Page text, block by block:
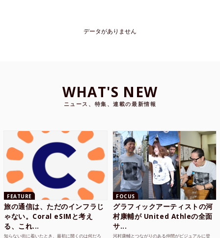
データがありません
WHAT'S NEW
ニュース、特集、連載の最新情報
FEATURE
旅の通信は、ただのインフラじ
ゃない。Coral eSIMと考え
る、これ...
知らない街に着いたとき、最初に開くのは何だろ
FOCUS
グラフィックアーティストの河
村康輔が United Athleの全面
サ...
河村康輔とつながりのある仲間がビジュアルに登